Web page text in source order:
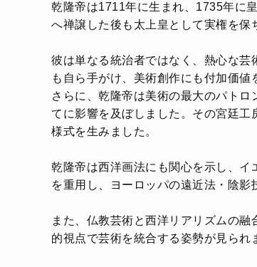
乾隆帝は1711年に生まれ、1735年に
へ禅譲した後も太上皇として実権を保
彼は単なる統治者ではなく、熱心な
も自ら手がけ、美術創作にも付加価値
さらに、乾隆帝は美術の最大のパト
てに影響を及ぼしました。その宮廷
様式を生みました。
乾隆帝は西洋画法にも関心を示し、イ
を重用し、ヨーロッパの遠近法・陰影
また、仏教芸術と西洋リアリズムの
的視点で芸術を統合する姿勢が見られ